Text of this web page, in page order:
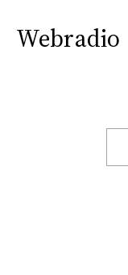
Webradio